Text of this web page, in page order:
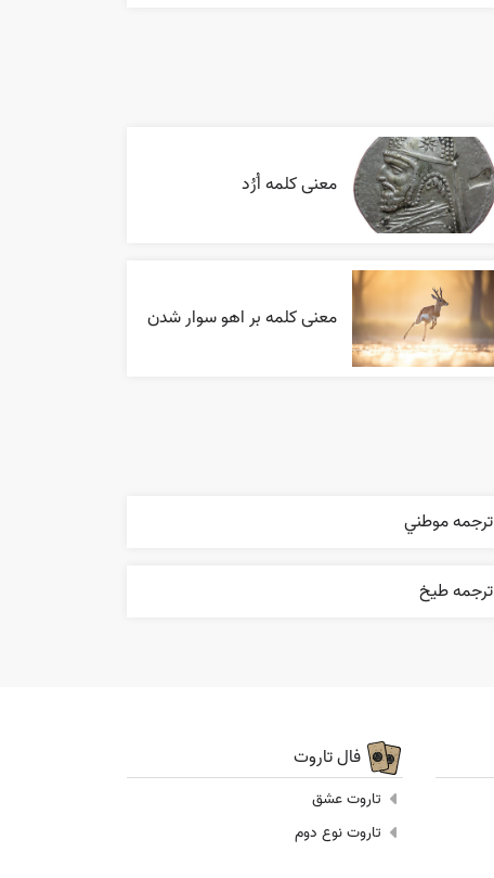
معنی کلمه اُرُد
معنی کلمه بر اهو سوار شدن
ترجمه موطني
ترجمه طيخ
فال تاروت
تاروت عشق
تاروت نوع دوم